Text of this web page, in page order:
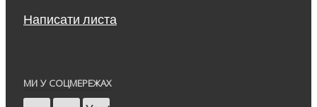
Написати листа
МИ У СОЦМЕРЕЖАХ